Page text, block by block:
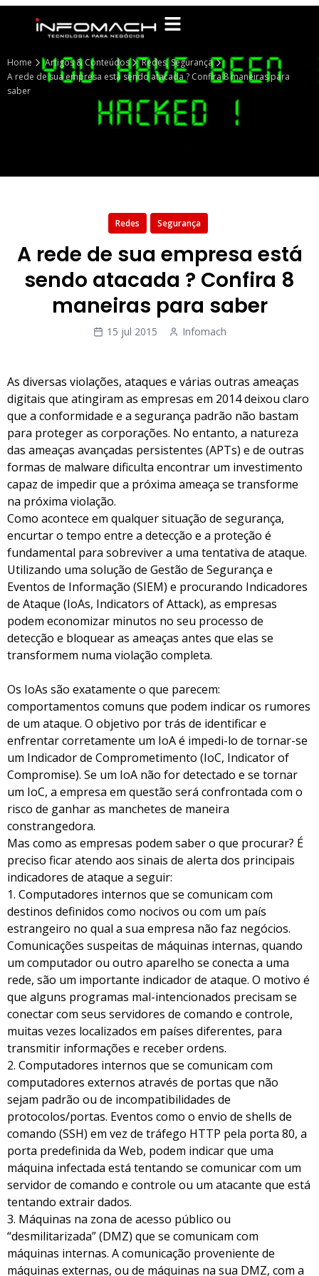
Home Artigos & Conteúdos Redes, Segurança
A rede de sua empresa está sendo atacada ? Confira 8 maneiras para
saber
Redes Segurança
A rede de sua empresa está
sendo atacada ? Confira 8
maneiras para saber
15 jul 2015 Infomach
As diversas violações, ataques e várias outras ameaças
digitais que atingiram as empresas em 2014 deixou claro
que a conformidade e a segurança padrão não bastam
para proteger as corporações. No entanto, a natureza
das ameaças avançadas persistentes (APTs) e de outras
formas de malware dificulta encontrar um investimento
capaz de impedir que a próxima ameaça se transforme
na próxima violação.
Como acontece em qualquer situação de segurança,
encurtar o tempo entre a detecção e a proteção é
fundamental para sobreviver a uma tentativa de ataque.
Utilizando uma solução de Gestão de Segurança e
Eventos de Informação (SIEM) e procurando Indicadores
de Ataque (IoAs, Indicators of Attack), as empresas
podem economizar minutos no seu processo de
detecção e bloquear as ameaças antes que elas se
transformem numa violação completa.
Os IoAs são exatamente o que parecem:
comportamentos comuns que podem indicar os rumores
de um ataque. O objetivo por trás de identificar e
enfrentar corretamente um IoA é impedi-lo de tornar-se
um Indicador de Comprometimento (IoC, Indicator of
Compromise). Se um IoA não for detectado e se tornar
um IoC, a empresa em questão será confrontada com o
risco de ganhar as manchetes de maneira
constrangedora.
Mas como as empresas podem saber o que procurar? É
preciso ficar atendo aos sinais de alerta dos principais
indicadores de ataque a seguir:
1. Computadores internos que se comunicam com
destinos definidos como nocivos ou com um país
estrangeiro no qual a sua empresa não faz negócios.
Comunicações suspeitas de máquinas internas, quando
um computador ou outro aparelho se conecta a uma
rede, são um importante indicador de ataque. O motivo é
que alguns programas mal-intencionados precisam se
conectar com seus servidores de comando e controle,
muitas vezes localizados em países diferentes, para
transmitir informações e receber ordens.
2. Computadores internos que se comunicam com
computadores externos através de portas que não
sejam padrão ou de incompatibilidades de
protocolos/portas. Eventos como o envio de shells de
comando (SSH) em vez de tráfego HTTP pela porta 80, a
porta predefinida da Web, podem indicar que uma
máquina infectada está tentando se comunicar com um
servidor de comando e controle ou um atacante que está
tentando extrair dados.
3. Máquinas na zona de acesso público ou
“desmilitarizada” (DMZ) que se comunicam com
máquinas internas. A comunicação proveniente de
máquinas externas, ou de máquinas na sua DMZ, com a